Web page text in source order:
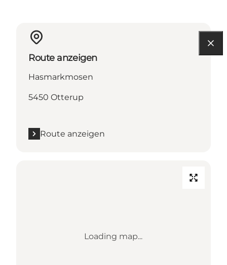
Route anzeigen
Hasmarkmosen
5450 Otterup
Route anzeigen
Loading map...